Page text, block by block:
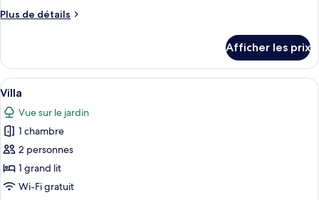
chambre :
Plus de détails
Plus
Villa
Afficher les prix
Afficher
toutes
les
photos
pour
ce
type
Une maison moderne dotée d’une
19
Villa
Vue sur le jardin
1 chambre
2 personnes
1 grand lit
Wi-Fi gratuit